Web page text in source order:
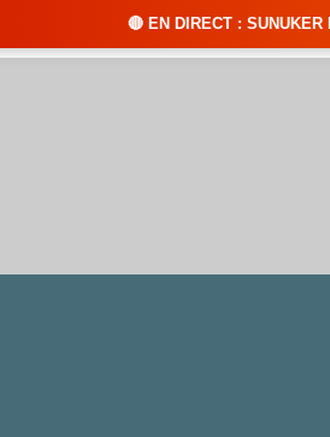
🔴 EN DIRECT : SUNUKER FM • Cliquez